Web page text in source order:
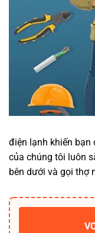
điện lạnh khiến
của chúng tôi luôn
bên dưới và gọi thợ